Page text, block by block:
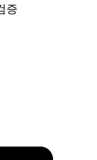
증